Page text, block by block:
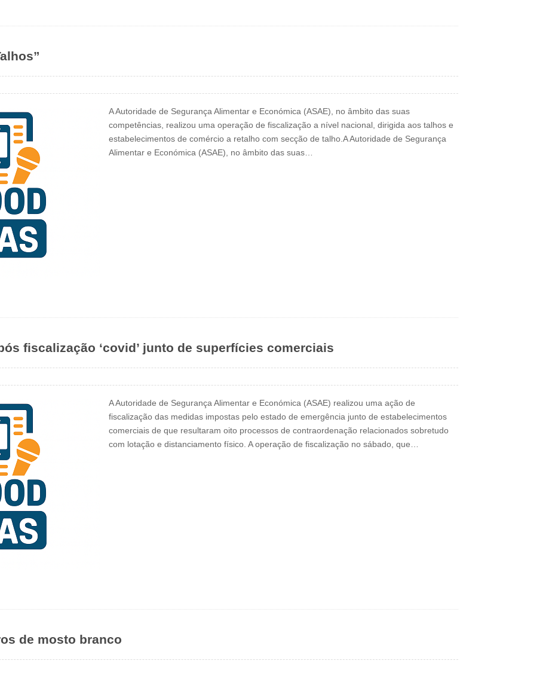
A Autoridade de Segurança Alimentar e Económica (ASAE), no âmbito das suas
competências, realizou uma operação de fiscalização a nível nacional, dirigida aos talhos e
estabelecimentos de comércio a retalho com secção de talho.A Autoridade de Segurança
Alimentar e Económica (ASAE), no âmbito das suas…
fiscalização ‘covid’ junto de superfícies comerciais
A Autoridade de Segurança Alimentar e Económica (ASAE) realizou uma ação de
fiscalização das medidas impostas pelo estado de emergência junto de estabelecimentos
comerciais de que resultaram oito processos de contraordenação relacionados sobretudo
com lotação e distanciamento físico. A operação de fiscalização no sábado, que…
de mosto branco